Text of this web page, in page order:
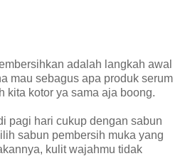
adalah langkah awal
mau sebagus apa produk serum
kita kotor ya sama aja boong.
pagi hari cukup dengan sabun
sabun pembersih muka yang
kulit wajahmu tidak